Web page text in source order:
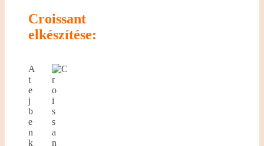
Croissant
elkészítése:
A
t
e
j
b
e
n
k